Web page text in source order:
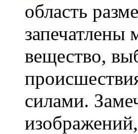
область
запечатлены
вещество,
силами.